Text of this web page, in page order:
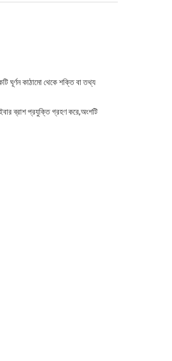
ঘূর্ণন কাঠামো থেকে শক্তি বা তথ্য
ব্রাশ প্রযুক্তি গ্রহণ করে,অংশটি